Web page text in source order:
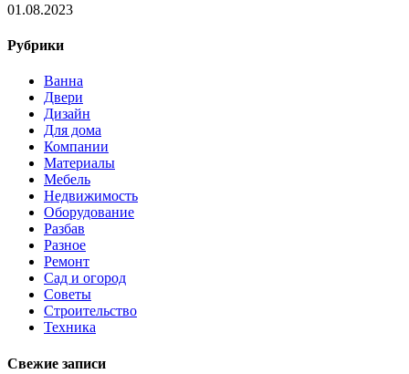
01.08.2023
Рубрики
Ванна
Двери
Дизайн
Для дома
Компании
Материалы
Мебель
Недвижимость
Оборудование
Разбав
Разное
Ремонт
Сад и огород
Советы
Строительство
Техника
Свежие записи